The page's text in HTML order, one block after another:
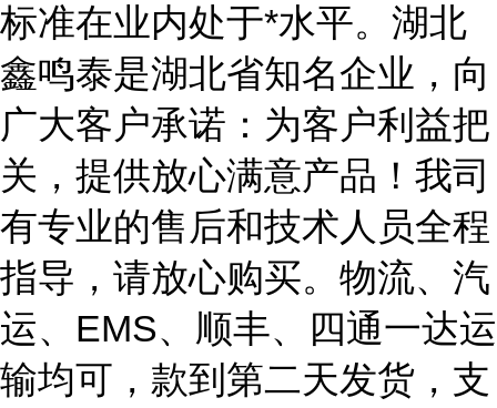
标准在业内处于*水平。湖北
鑫鸣泰是湖北省知名企业，向
广大客户承诺：为客户利益把
关，提供放心满意产品！我司
有专业的售后和技术人员全程
指导，请放心购买。物流、汽
运、EMS、顺丰、四通一达运
输均可，款到第二天发货，支